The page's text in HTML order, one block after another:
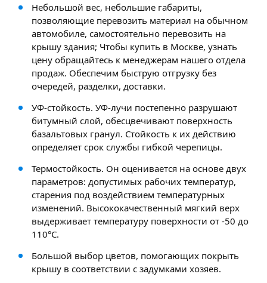
Небольшой вес, небольшие габариты,
позволяющие перевозить материал на обычном
автомобиле, самостоятельно перевозить на
крышу здания; Чтобы купить в Москве, узнать
цену обращайтесь к менеджерам нашего отдела
продаж. Обеспечим быструю отгрузку без
очередей, разделки, доставки.
УФ-стойкость. УФ-лучи постепенно разрушают
битумный слой, обесцвечивают поверхность
базальтовых гранул. Стойкость к их действию
определяет срок службы гибкой черепицы.
Термостойкость. Он оценивается на основе двух
параметров: допустимых рабочих температур,
старения под воздействием температурных
изменений. Высококачественный мягкий верх
выдерживает температуру поверхности от -50 до
110°C.
Большой выбор цветов, помогающих покрыть
крышу в соответствии с задумками хозяев.